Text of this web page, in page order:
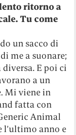
ritorno a
Tu come
un sacco di
me a suonare;
diversa. E poi ci
a un
Mi viene in
fatta con
Animal
anno e